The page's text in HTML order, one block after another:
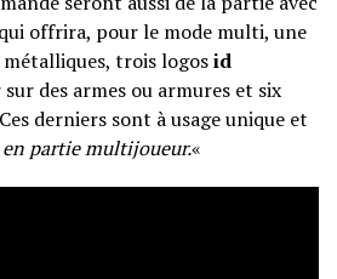
offrira, pour le mode multi, une
trois logosid
des armes ou armures et six
derniers sont à usage unique et
en partie multijoueur.«